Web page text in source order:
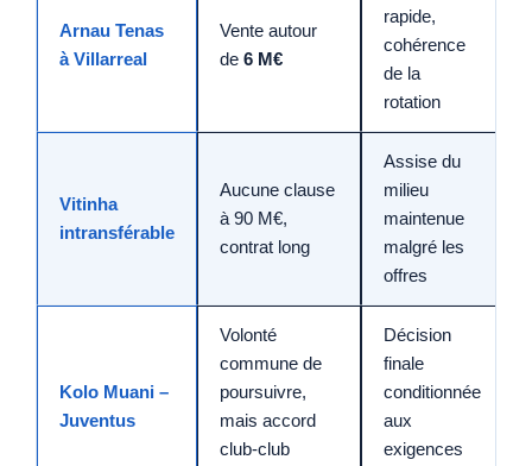
Arnau Tenas
à Villarreal
Vente autour
de 6 M€
rapide,
cohérence
de la
rotation
Vitinha
intransférable
Aucune clause
à 90 M€,
contrat long
Assise du
milieu
maintenue
malgré les
offres
Kolo Muani –
Juventus
Volonté
commune de
poursuivre,
mais accord
club-club
Décision
finale
conditionnée
aux
exigences